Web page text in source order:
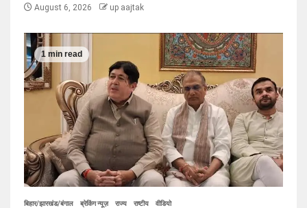
August 6, 2026 up aajtak
1 min read
बिहार/झारखंड/बंगाल ब्रेकिंग न्यूज़ राज्य राष्टीय वीडियो